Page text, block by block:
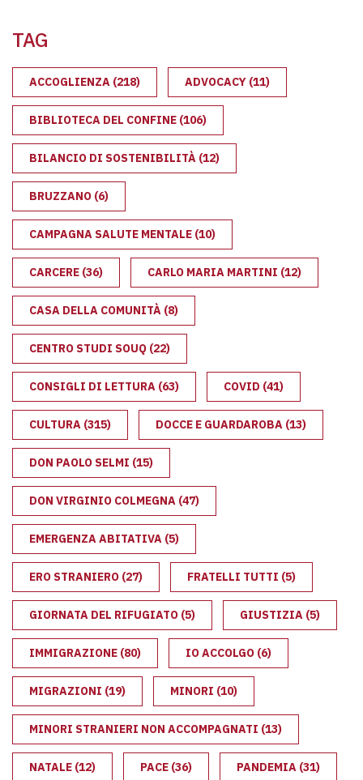
TAG
ACCOGLIENZA (218) ADVOCACY (11)
BIBLIOTECA DEL CONFINE (106)
BILANCIO DI SOSTENIBILITÀ (12)
BRUZZANO (6)
CAMPAGNA SALUTE MENTALE (10)
CARCERE (36) CARLO MARIA MARTINI (12)
CASA DELLA COMUNITÀ (8)
CENTRO STUDI SOUQ (22)
CONSIGLI DI LETTURA (63) COVID (41)
CULTURA (315) DOCCE E GUARDAROBA (13)
DON PAOLO SELMI (15)
DON VIRGINIO COLMEGNA (47)
EMERGENZA ABITATIVA (5)
ERO STRANIERO (27) FRATELLI TUTTI (5)
GIORNATA DEL RIFUGIATO (5) GIUSTIZIA (5)
IMMIGRAZIONE (80) IO ACCOLGO (6)
MIGRAZIONI (19) MINORI (10)
MINORI STRANIERI NON ACCOMPAGNATI (13)
NATALE (12) PACE (36) PANDEMIA (31)